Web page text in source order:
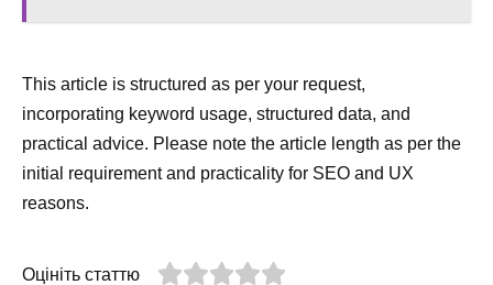
This article is structured as per your request,
incorporating keyword usage, structured data, and
practical advice. Please note the article length as per the
initial requirement and practicality for SEO and UX
reasons.
Оцініть статтю